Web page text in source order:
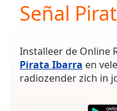
Current
Time0:00
Duration-:-
Loaded:
0.00%
Señal
Installeer de Online
Pirata Ibarra en
radiozender zich in